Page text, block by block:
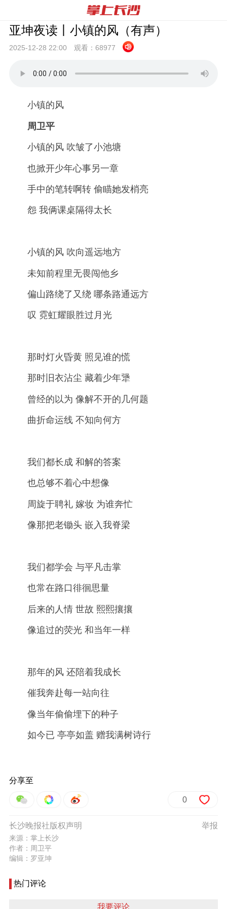
亚坤夜读丨小镇的风（有声）
2025-12-28 22:00 观看： 68977
小镇的风
周卫平
小镇的风 吹皱了小池塘
也掀开少年心事另一章
手中的笔转啊转 偷瞄她发梢亮
怨 我俩课桌隔得太长
小镇的风 吹向遥远地方
未知前程里无畏闯他乡
偏山路绕了又绕 哪条路通远方
叹 霓虹耀眼胜过月光
那时灯火昏黄 照见谁的慌
那时旧衣沾尘 藏着少年犟
曾经的以为 像解不开的几何题
曲折命运线 不知向何方
我们都长成 和解的答案
也总够不着心中想像
周旋于聘礼 嫁妆 为谁奔忙
像那把老锄头 嵌入我脊梁
我们都学会 与平凡击掌
也常在路口徘徊思量
后来的人情 世故 熙熙攘攘
像追过的荧光 和当年一样
那年的风 还陪着我成长
催我奔赴每一站向往
像当年偷偷埋下的种子
如今已 亭亭如盖 赠我满树诗行
分享至
0
举报
长沙晚报社版权声明
来源：掌上长沙
作者：周卫平
编辑：罗亚坤
热门评论
我要评论